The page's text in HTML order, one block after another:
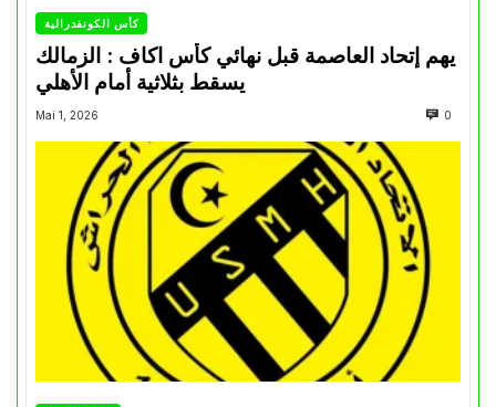
كأس الكونفدرالية
يهم إتحاد العاصمة قبل نهائي كأس اكاف : الزمالك
Mai 1, 2026 0